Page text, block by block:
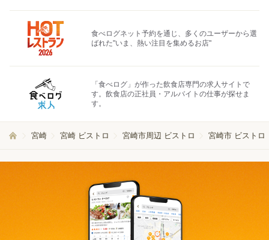
食べログネット予約を通じ、多くのユーザーから選
ばれた"いま、熱い注目を集めるお店"
「食べログ」が作った飲食店専門の求人サイトで
す。飲食店の正社員・アルバイトの仕事が探せま
す。
宮崎 宮崎 ビストロ 宮崎市周辺 ビストロ 宮崎市 ビストロ